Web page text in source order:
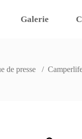
Galerie
de presse /